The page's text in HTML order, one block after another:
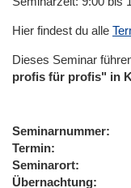
Hier findest du alle
Dieses Seminar
profis für profis" in
Seminarnummer
Termin
Seminarort
Übernachtung